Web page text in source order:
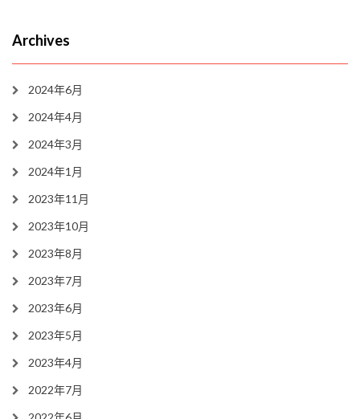
Archives
2024年6月
2024年4月
2024年3月
2024年1月
2023年11月
2023年10月
2023年8月
2023年7月
2023年6月
2023年5月
2023年4月
2022年7月